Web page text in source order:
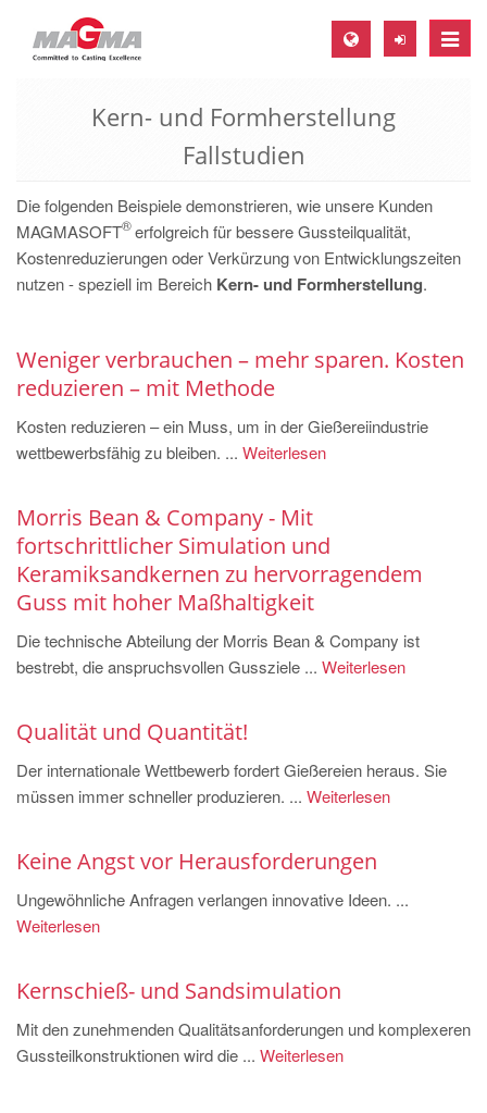
Toggle
MAGMA Europa, Deutschland
CS
MAGMA Nordamerika, USA
MAGMA Asien-Pazifik, Singapur
MAGMA Südamerika, Brasilien
ES
MAGMA Türkei
EN
TR
MAGMA China
MAGMA Indien
MAGMA Korea
EN
Kern- und Formherstellung
Fallstudien
Die folgenden Beispiele demonstrieren, wie unsere Kunden
MAGMASOFT
®erfolgreich für bessere Gussteilqualität,
Kostenreduzierungen oder Verkürzung von Entwicklungszeiten
nutzen - speziell im Bereich Kern- und Formherstellung.
Weniger verbrauchen – mehr sparen. Kosten
reduzieren – mit Methode
Kosten reduzieren – ein Muss, um in der Gießereiindustrie
wettbewerbsfähig zu bleiben. ... Weiterlesen
Morris Bean & Company - Mit
fortschrittlicher Simulation und
Keramiksandkernen zu hervorragendem
Guss mit hoher Maßhaltigkeit
Die technische Abteilung der Morris Bean & Company ist
bestrebt, die anspruchsvollen Gussziele ... Weiterlesen
Qualität und Quantität!
Der internationale Wettbewerb fordert Gießereien heraus. Sie
müssen immer schneller produzieren. ... Weiterlesen
Keine Angst vor Herausforderungen
Ungewöhnliche Anfragen verlangen innovative Ideen. ...
Weiterlesen
Kernschieß- und Sandsimulation
Mit den zunehmenden Qualitätsanforderungen und komplexeren
Gussteilkonstruktionen wird die ... Weiterlesen